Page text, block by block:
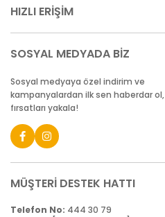
HIZLI ERİŞİM
SOSYAL MEDYADA BİZ
Sosyal medyaya özel indirim ve
kampanyalardan ilk sen haberdar ol,
fırsatları yakala!
MÜŞTERİ DESTEK HATTI
Telefon No: 444 30 79